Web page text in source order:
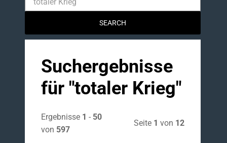
Suchergebnisse
für "totaler Krieg"
Ergebnisse 1 - 50
von 597
Seite 1 von 12